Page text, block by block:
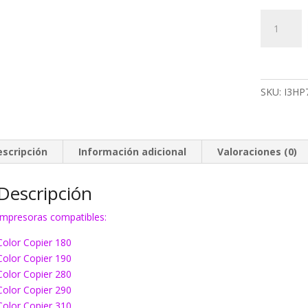
Tinta
color
cantidad
SKU:
Información adicional Valoraciones (0)
compatibles:
Copier 180
Copier 190
Copier 280
Copier 290